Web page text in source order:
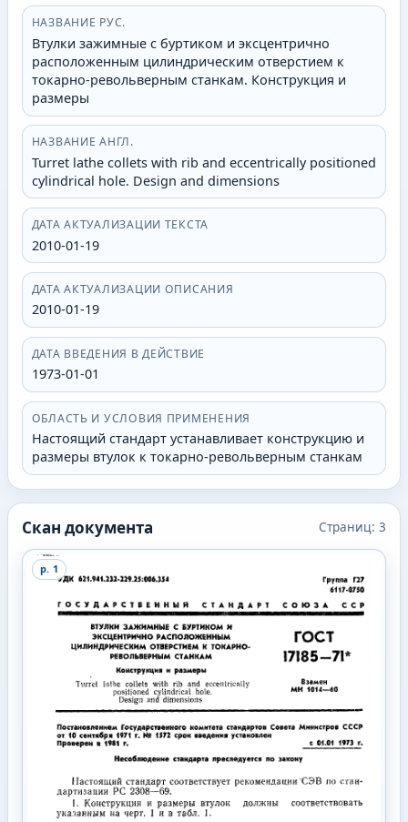
НАЗВАНИЕ РУС.
Втулки зажимные с буртиком и эксцентрично
расположенным цилиндрическим отверстием к
токарно-револьверным станкам. Конструкция и
размеры
НАЗВАНИЕ АНГЛ.
Turret lathe collets with rib and eccentrically positioned
cylindrical hole. Design and dimensions
ДАТА АКТУАЛИЗАЦИИ ТЕКСТА
2010-01-19
ДАТА АКТУАЛИЗАЦИИ ОПИСАНИЯ
2010-01-19
ДАТА ВВЕДЕНИЯ В ДЕЙСТВИЕ
1973-01-01
ОБЛАСТЬ И УСЛОВИЯ ПРИМЕНЕНИЯ
Настоящий стандарт устанавливает конструкцию и
размеры втулок к токарно-револьверным станкам
Скан документа Страниц:3
p. 1